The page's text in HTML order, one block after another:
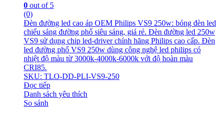
0 out of 5
(0)
Đèn đường led cao áp OEM Philips VS9 250w: bóng đèn led
chiếu sáng đường phố siêu sáng, giá rẻ. Đèn đường led 250w
VS9 sử dụng chip led-driver chính hãng Philips cao cấp. Đèn
led đường phố VS9 250w dùng công nghệ led philips có
nhiệt độ màu từ 3000k-4000k-6000k với độ hoàn màu
CRI85.
SKU: TLO-DD-PLI-VS9-250
Đọc tiếp
Danh sách yêu thích
So sánh